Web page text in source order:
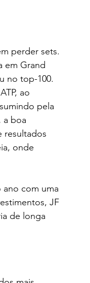
perder sets.
em Grand
no top-100.
ao
pela
a boa
resultados
onde
ano com uma
JF
de longa